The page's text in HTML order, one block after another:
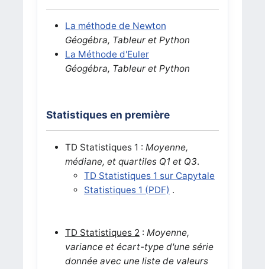
La méthode de Newton
Géogébra, Tableur et Python
La Méthode d'Euler
Géogébra, Tableur et Python
Statistiques en première
TD Statistiques 1 : Moyenne,
médiane, et quartiles Q1 et Q3.
TD Statistiques 1 sur Capytale
Statistiques 1 (PDF) .
TD Statistiques 2: Moyenne,
variance et écart-type d'une série
donnée avec une liste de valeurs